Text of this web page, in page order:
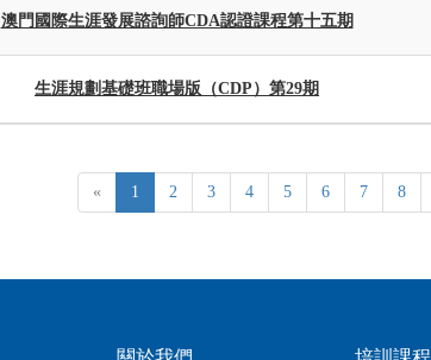
澳門國際生涯發展諮詢師CDA認證課程第十五期
生涯規劃基礎班職場版（CDP）第29期
« 1 2 3 4 5 6 7 8